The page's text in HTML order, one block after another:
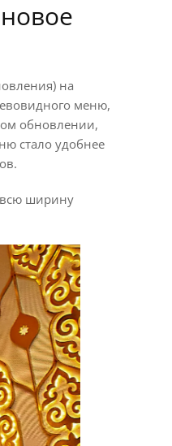
на
меню,
обновлении,
стало удобнее
ширину